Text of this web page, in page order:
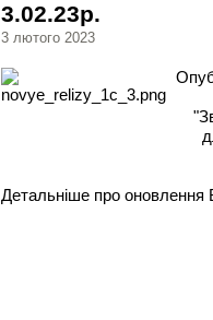
3.02.23р.
3 лютого 2023
Детальніше про